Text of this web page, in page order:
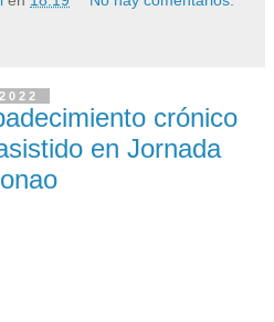
crónico
en Jornada